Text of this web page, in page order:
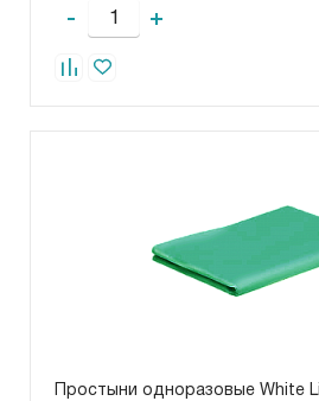
- +
Простыни одноразовые White